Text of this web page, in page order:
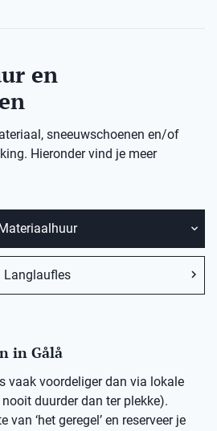
en
sneeuwschoenen en/of
Hieronder vind je meer
Langlaufles
in Gålå
vaak voordeliger dan via lokale
duurder dan ter plekke).
‘het geregel’ en reserveer je